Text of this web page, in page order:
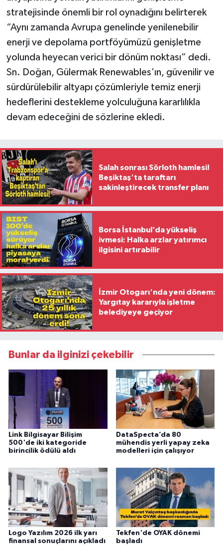
stratejisinde önemli bir rol oynadığını belirterek
“Aynı zamanda Avrupa genelinde yenilenebilir
enerji ve depolama portföyümüzü genişletme
yolunda heyecan verici bir dönüm noktası” dedi.
Sn. Doğan, Gülermak Renewables’ın, güvenilir ve
sürdürülebilir altyapı çözümleriyle temiz enerji
hedeflerini destekleme yolculuğuna kararlılıkla
devam edeceğini de sözlerine ekledi.
Salah sonrası Sörloth hamlesi!
Beşiktaş'ta taraftarı
sakinleştirecek transfer planı
Borsa İstanbul’da yükseliş
ivmesi: Halka arzlar yatırımcı
ilgisini artırabilir
İzmir Otogarı'nda yeni dönem:
Yargıtay kararıyla işletme
belediyeye geçiyor
Bunlar da ilginizi çekebilir
Link Bilgisayar Bilişim
500'de iki kategoride
birincilik ödülü aldı
DataSpecta’da 80
mühendis yerli yapay zeka
modelleri için çalışıyor
Logo Yazılım 2026 ilk yarı
finansal sonuçlarını açıkladı
Tekfen'de OYAK dönemi
başladı